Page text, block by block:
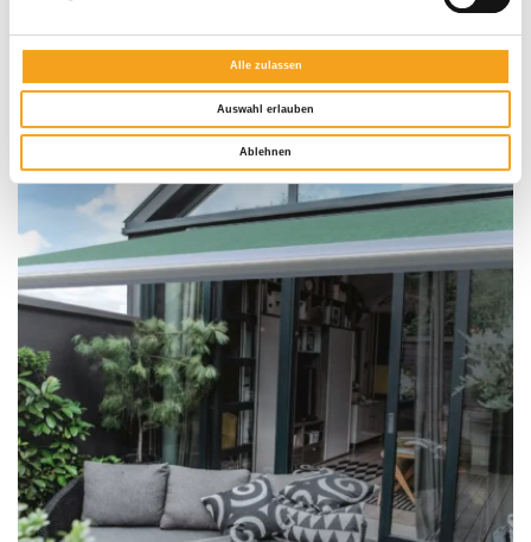
Alle zulassen
Auswahl erlauben
Ablehnen
Halbgeschlossene Gelenkarm-Markise Terrea H60